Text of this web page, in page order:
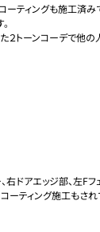
ーティングも施工済み
２トーンコーデで他の
ドアエッジ部、左Fフ
ーティング施工もされ